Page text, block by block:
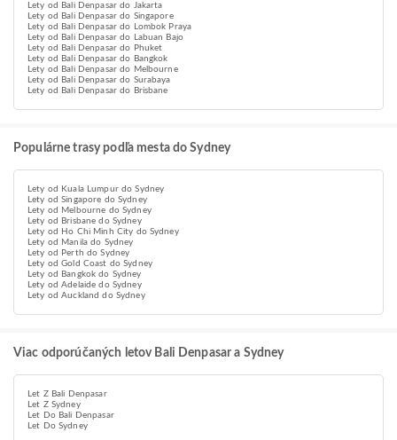
Lety od Bali Denpasar do Jakarta
Lety od Bali Denpasar do Singapore
Lety od Bali Denpasar do Lombok Praya
Lety od Bali Denpasar do Labuan Bajo
Lety od Bali Denpasar do Phuket
Lety od Bali Denpasar do Bangkok
Lety od Bali Denpasar do Melbourne
Lety od Bali Denpasar do Surabaya
Lety od Bali Denpasar do Brisbane
Populárne trasy podľa mesta do Sydney
Lety od Kuala Lumpur do Sydney
Lety od Singapore do Sydney
Lety od Melbourne do Sydney
Lety od Brisbane do Sydney
Lety od Ho Chi Minh City do Sydney
Lety od Manila do Sydney
Lety od Perth do Sydney
Lety od Gold Coast do Sydney
Lety od Bangkok do Sydney
Lety od Adelaide do Sydney
Lety od Auckland do Sydney
Viac odporúčaných letov Bali Denpasar a Sydney
Let Z Bali Denpasar
Let Z Sydney
Let Do Bali Denpasar
Let Do Sydney